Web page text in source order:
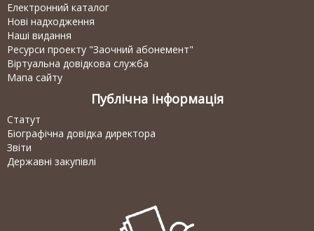
Електронний каталог
Нові надходження
Наші видання
Ресурси проекту "Заочний абонемент"
Віртуальна довідкова служба
Мапа сайту
Публічна інформація
Статут
Біографічна довідка директора
Звіти
Державні закупівлі